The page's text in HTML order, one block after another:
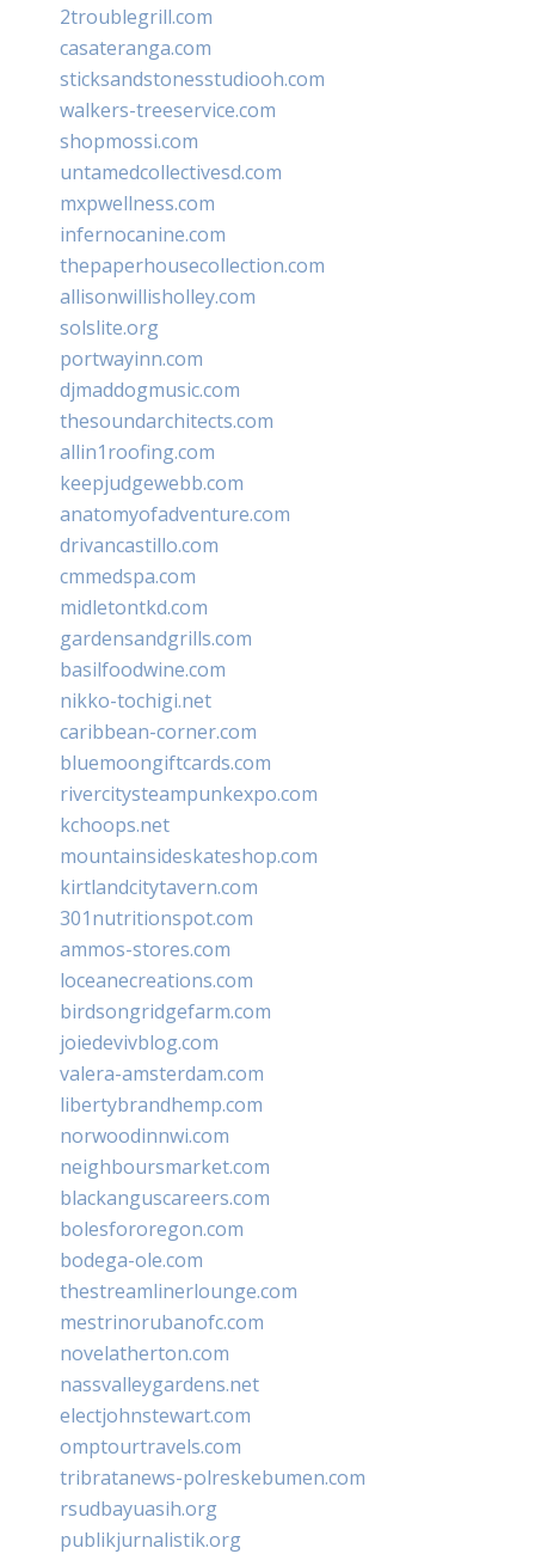
2troublegrill.com
casateranga.com
sticksandstonesstudiooh.com
walkers-treeservice.com
shopmossi.com
untamedcollectivesd.com
mxpwellness.com
infernocanine.com
thepaperhousecollection.com
allisonwillisholley.com
solslite.org
portwayinn.com
djmaddogmusic.com
thesoundarchitects.com
allin1roofing.com
keepjudgewebb.com
anatomyofadventure.com
drivancastillo.com
cmmedspa.com
midletontkd.com
gardensandgrills.com
basilfoodwine.com
nikko-tochigi.net
caribbean-corner.com
bluemoongiftcards.com
rivercitysteampunkexpo.com
kchoops.net
mountainsideskateshop.com
kirtlandcitytavern.com
301nutritionspot.com
ammos-stores.com
loceanecreations.com
birdsongridgefarm.com
joiedevivblog.com
valera-amsterdam.com
libertybrandhemp.com
norwoodinnwi.com
neighboursmarket.com
blackanguscareers.com
bolesfororegon.com
bodega-ole.com
thestreamlinerlounge.com
mestrinorubanofc.com
novelatherton.com
nassvalleygardens.net
electjohnstewart.com
omptourtravels.com
tribratanews-polreskebumen.com
rsudbayuasih.org
publikjurnalistik.org